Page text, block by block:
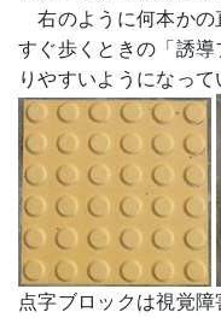
右のように何本かの
すぐ歩くときの「誘
りやすいようになって
点字ブロックは視覚